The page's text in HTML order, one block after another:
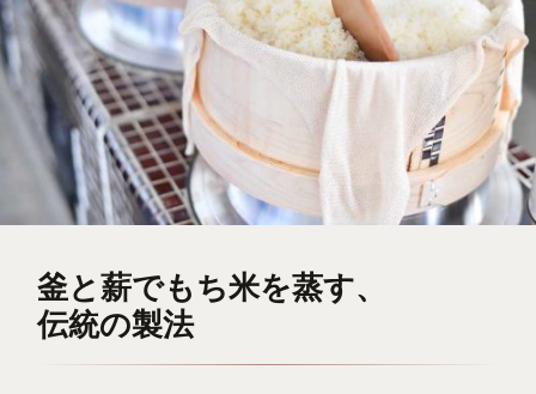
釜と薪でもち米を蒸す、
伝統の製法